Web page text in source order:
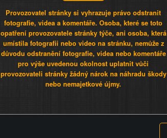
Provozovatel stránky si vyhrazuje právo odstranit
fotografie, videa a komentáře. Osoba, které se toto
opatření provozovatele stránky týče, ani osoba, která
umístila fotografii nebo video na stránku, nemůže z
důvodu odstranění fotografie, videa nebo komentáře
pro výše uvedenou okolnost uplatnit vůči
provozovateli stránky žádný nárok na náhradu škody
nebo nemajetkové újmy.